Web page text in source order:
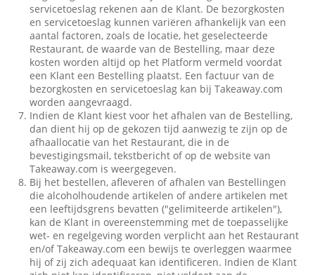
servicetoeslag rekenen aan de Klant. De bezorgkosten
en servicetoeslag kunnen variëren afhankelijk van een
aantal factoren, zoals de locatie, het geselecteerde
Restaurant, de waarde van de Bestelling, maar deze
kosten worden altijd op het Platform vermeld voordat
een Klant een Bestelling plaatst. Een factuur van de
bezorgkosten en servicetoeslag kan bij Takeaway.com
worden aangevraagd.
Indien de Klant kiest voor het afhalen van de Bestelling,
dan dient hij op de gekozen tijd aanwezig te zijn op de
afhaallocatie van het Restaurant, die in de
bevestigingsmail, tekstbericht of op de website van
Takeaway.com is weergegeven.
Bij het bestellen, afleveren of afhalen van Bestellingen
die alcoholhoudende artikelen of andere artikelen met
een leeftijdsgrens bevatten ("gelimiteerde artikelen"),
kan de Klant in overeenstemming met de toepasselijke
wet- en regelgeving worden verplicht aan het Restaurant
en/of Takeaway.com een bewijs te overleggen waarmee
hij of zij zich adequaat kan identificeren. Indien de Klant